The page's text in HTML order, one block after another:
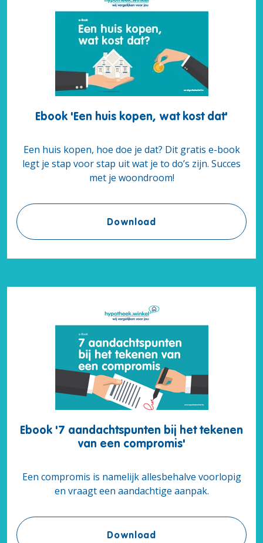
Ebook 'Een huis kopen, wat kost dat'
Een huis kopen, hoe doe je dat? Dit gratis e-book
legt je stap voor stap uit wat je to do’s zijn. Succes
met je woondroom!
DownloadEbook 'Een huis
Ebook '7 aandachtspunten bij het tekenen
van een compromis'
Een compromis is namelijk allesbehalve voorlopig
en vraagt een aandachtige aanpak.
DownloadEbook '7